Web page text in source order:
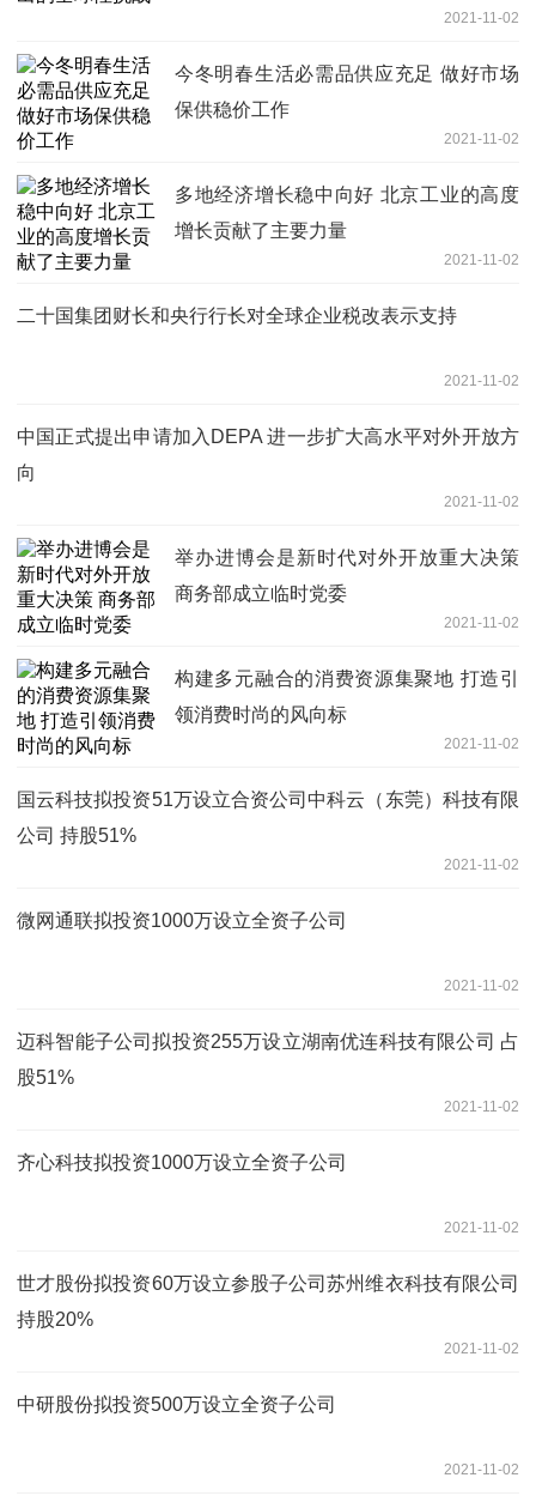
2021-11-02
今冬明春生活必需品供应充足 做好市场
保供稳价工作
2021-11-02
多地经济增长稳中向好 北京工业的高度
增长贡献了主要力量
2021-11-02
二十国集团财长和央行行长对全球企业税改表示支持
2021-11-02
中国正式提出申请加入DEPA 进一步扩大高水平对外开放方
向
2021-11-02
举办进博会是新时代对外开放重大决策
商务部成立临时党委
2021-11-02
构建多元融合的消费资源集聚地 打造引
领消费时尚的风向标
2021-11-02
国云科技拟投资51万设立合资公司中科云（东莞）科技有限
公司 持股51%
2021-11-02
微网通联拟投资1000万设立全资子公司
2021-11-02
迈科智能子公司拟投资255万设立湖南优连科技有限公司 占
股51%
2021-11-02
齐心科技拟投资1000万设立全资子公司
2021-11-02
世才股份拟投资60万设立参股子公司苏州维衣科技有限公司
持股20%
2021-11-02
中研股份拟投资500万设立全资子公司
2021-11-02